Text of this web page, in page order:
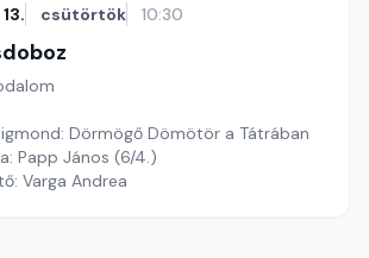
csütörtök 10:30
Dörmögő Dömötör a Tátrában
Papp János (6/4.)
Varga Andrea